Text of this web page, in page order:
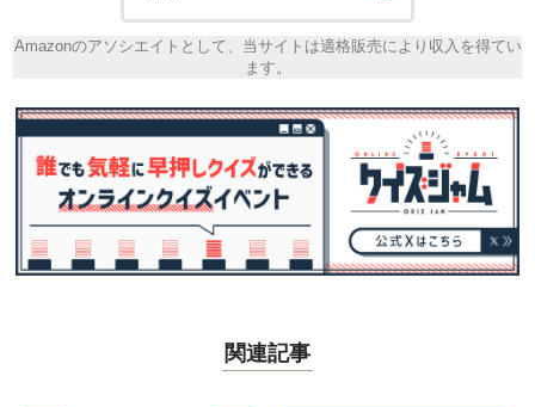
Amazonのアソシエイトとして、当サイトは適格販売により収入を得てい
ます。
関連記事